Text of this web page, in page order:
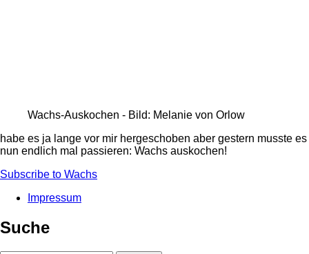
Wachs-Auskochen - Bild: Melanie von Orlow
habe es ja lange vor mir hergeschoben aber gestern musste es
nun endlich mal passieren: Wachs auskochen!
Subscribe to Wachs
Impressum
Suche